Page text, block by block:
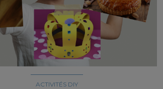
ACTIVITÉS DIY